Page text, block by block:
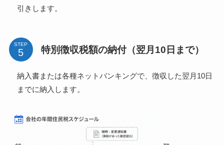
引きします。
STEP
特別徴収税額の納付（翌月10日まで）
納入書または各種ネットバンキングで、徴収した翌月10日
までに納入します。